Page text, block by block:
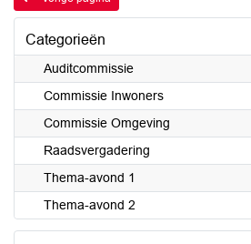
Categorieën
Auditcommissie
Commissie Inwoners
Commissie Omgeving
Raadsvergadering
Thema-avond 1
Thema-avond 2